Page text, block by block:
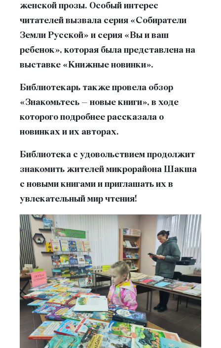
женской прозы. Особый интерес
читателей вызвала серия «Собиратели
Земли Русской» и серия «Вы и ваш
ребенок», которая была представлена на
выставке «Книжные новинки».
Библиотекарь также провела обзор
«Знакомьтесь – новые книги», в ходе
которого подробнее рассказала о
новинках и их авторах.
Библиотека с удовольствием продолжит
знакомить жителей микрорайона Шакша
с новыми книгами и приглашать их в
увлекательный мир чтения!